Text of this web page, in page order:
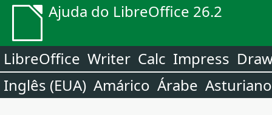
Ajuda do LibreOffice 26.2
LibreOffice Writer Calc Impress
Inglês (EUA) Amárico Árabe Asturiano